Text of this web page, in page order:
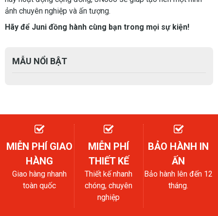
ảnh chuyên nghiệp và ấn tượng.
Hãy để Juni đồng hành cùng bạn trong mọi sự kiện!
MẪU NỔI BẬT
MIỄN PHÍ GIAO
HÀNG
Giao hàng nhanh
toàn quốc
MIỄN PHÍ
THIẾT KẾ
Thiết kế nhanh
chóng, chuyên
nghiệp
BẢO HÀNH IN
ẤN
Bảo hành lên đến 12
tháng.